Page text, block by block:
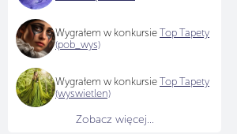
Wygrałem w konkursie Top Tapety
(pob_wys)
Wygrałem w konkursie Top Tapety
(wyswietlen)
Zobacz więcej...